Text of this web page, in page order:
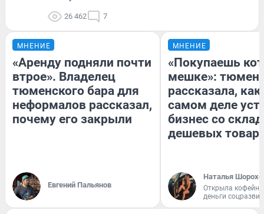
26 462 7
МНЕНИЕ
«Аренду подняли почти
втрое». Владелец
тюменского бара для
неформалов рассказал,
почему его закрыли
Евгений Пальянов
МНЕНИЕ
«Покупаешь
мешке»:
рассказала, как
самом деле
бизнес со
дешевых
Наталья
Открыла
деньги